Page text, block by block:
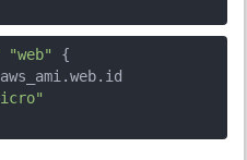
"web"
{